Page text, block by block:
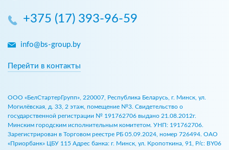
+375 (17) 393-96-59
info@bs-group.by
Перейти в контакты
ООО «БелСтартерГрупп», 220007, Республика Беларусь, г. Минск, ул.
Могилёвская, д. 33, 2 этаж, помещение №3. Свидетельство о
государственной регистрации № 191762706 выдано 21.08.2012г.
Минским городским исполнительным комитетом. УНП: 191762706.
Зарегистрирован в Торговом реестре РБ 05.09.2024, номер 726494. ОАО
«Приорбанк» ЦБУ 115 Адрес банка: г. Минск, ул. Кропоткина, 91, Р/с: BY06